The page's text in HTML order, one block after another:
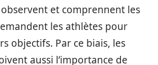
et comprennent les
les athlètes pour
objectifs. Par ce biais, les
aussi l’importance de